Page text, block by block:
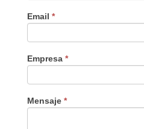
Email *
Empresa *
Mensaje *